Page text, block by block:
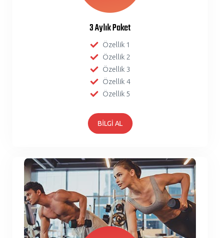
3 Aylık Paket
Özellik 1
Özellik 2
Özellik 3
Özellik 4
Özellik 5
BİLGİ AL